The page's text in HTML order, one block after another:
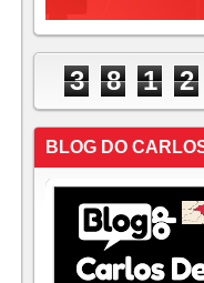
3 8 1 2
BLOG DO